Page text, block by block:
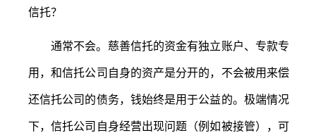
信托？
通常不会。慈善信托的资金有独立账户、专款专
用，和信托公司自身的资产是分开的，不会被用来偿
还信托公司的债务，钱始终是用于公益的。极端情况
下，信托公司自身经营出现问题（例如被接管），可